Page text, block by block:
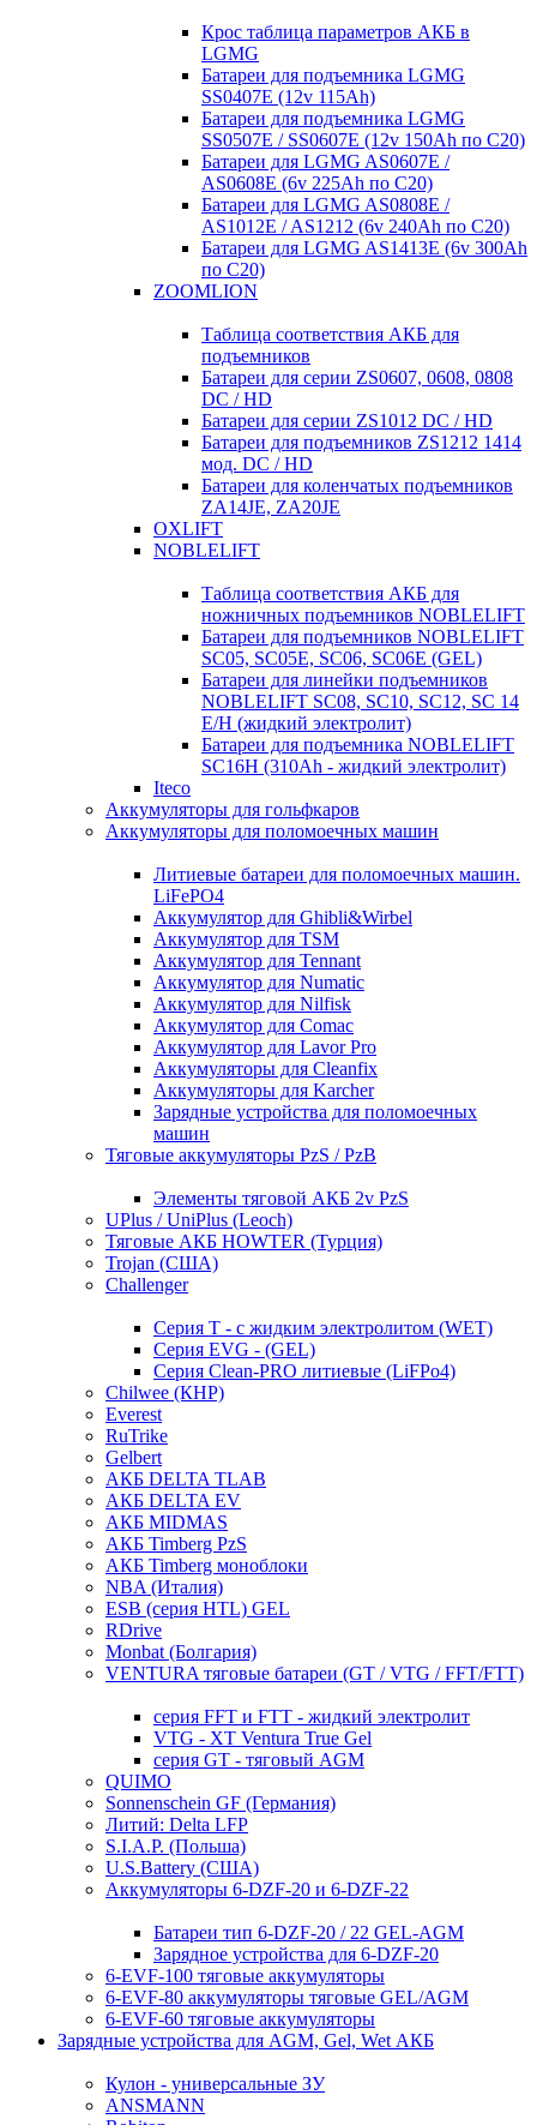
Крос таблица параметров АКБ в
LGMG
Батареи для подъемника LGMG
SS0407E (12v 115Ah)
Батареи для подъемника LGMG
SS0507E / SS0607E (12v 150Ah по С20)
Батареи для LGMG AS0607E /
AS0608E (6v 225Ah по С20)
Батареи для LGMG AS0808E /
AS1012E / AS1212 (6v 240Ah по С20)
Батареи для LGMG AS1413E (6v 300Ah
по С20)
ZOOMLION
Таблица соответствия АКБ для
подъемников
Батареи для серии ZS0607, 0608, 0808
DC / HD
Батареи для серии ZS1012 DC / HD
Батареи для подъемников ZS1212 1414
мод. DC / HD
Батареи для коленчатых подъемников
ZA14JE, ZA20JE
OXLIFT
NOBLELIFT
Таблица соответствия АКБ для
ножничных подъемников NOBLELIFT
Батареи для подъемников NOBLELIFT
SC05, SC05E, SC06, SC06E (GEL)
Батареи для линейки подъемников
NOBLELIFT SC08, SC10, SC12, SC 14
E/H (жидкий электролит)
Батареи для подъемника NOBLELIFT
SC16H (310Ah - жидкий электролит)
Iteco
Аккумуляторы для гольфкаров
Аккумуляторы для поломоечных машин
Литиевые батареи для поломоечных машин.
LiFePO4
Аккумулятор для Ghibli&Wirbel
Аккумулятор для TSM
Аккумулятор для Tennant
Аккумулятор для Numatic
Аккумулятор для Nilfisk
Аккумулятор для Comac
Аккумулятор для Lavor Pro
Аккумуляторы для Cleanfix
Аккумуляторы для Karcher
Зарядные устройства для поломоечных
машин
Тяговые аккумуляторы PzS / PzB
Элементы тяговой АКБ 2v PzS
UPlus / UniPlus (Leoch)
Тяговые АКБ HOWTER (Турция)
Trojan (США)
Challenger
Серия T - с жидким электролитом (WET)
Серия EVG - (GEL)
Серия Clean-PRO литиевые (LiFPo4)
Chilwee (КНР)
Everest
RuTrike
Gelbert
АКБ DELTA TLAB
АКБ DELTA EV
АКБ MIDMAS
АКБ Timberg PzS
АКБ Timberg моноблоки
NBA (Италия)
ESB (серия HTL) GEL
RDrive
Monbat (Болгария)
VENTURA тяговые батареи (GT / VTG / FFT/FTT)
серия FFT и FTT - жидкий электролит
VTG - XT Ventura True Gel
серия GT - тяговый AGM
QUIMO
Sonnenschein GF (Германия)
Литий: Delta LFP
S.I.A.P. (Польша)
U.S.Battery (США)
Аккумуляторы 6-DZF-20 и 6-DZF-22
Батареи тип 6-DZF-20 / 22 GEL-AGM
Зарядное устройства для 6-DZF-20
6-EVF-100 тяговые аккумуляторы
6-EVF-80 аккумуляторы тяговые GEL/AGM
6-EVF-60 тяговые аккумуляторы
Зарядные устройства для AGM, Gel, Wet АКБ
Кулон - универсальные ЗУ
ANSMANN